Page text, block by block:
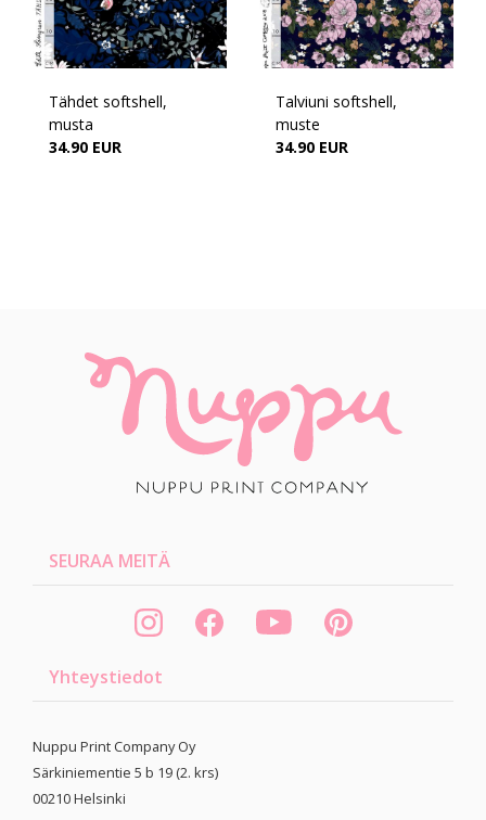
Tähdet softshell,
musta
34.90 EUR
Talviuni softshell,
muste
34.90 EUR
SEURAA MEITÄ
Yhteystiedot
Nuppu Print Company Oy
Särkiniementie 5 b 19 (2. krs)
00210Helsinki